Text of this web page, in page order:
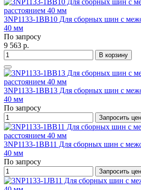
3NP1133-1BB10 Для сборных шин с
40 мм
По запросу
9 563 р.
В корзину
3NP1133-1BB13 Для сборных шин с
40 мм
По запросу
Запросить
3NP1133-1BB11 Для сборных шин с
40 мм
По запросу
Запросить